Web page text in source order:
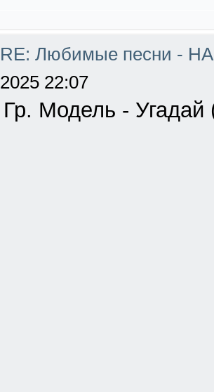
RE: Любимые песни -
2025 22:07
Гр. Модель -